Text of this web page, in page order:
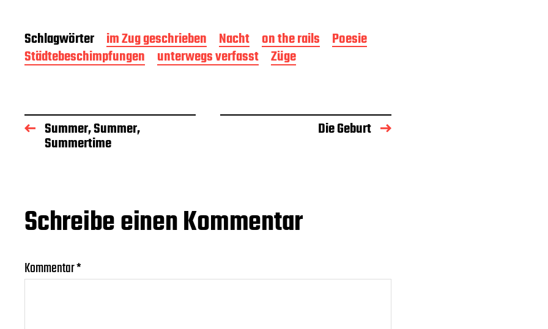
Schlagwörter im Zug geschrieben Nacht on the rails
Poesie
Städtebeschimpfungen
unterwegs verfasst Züge
Summer, Summer,
Summertime
Die Geburt
Schreibe einen Kommentar
Kommentar*